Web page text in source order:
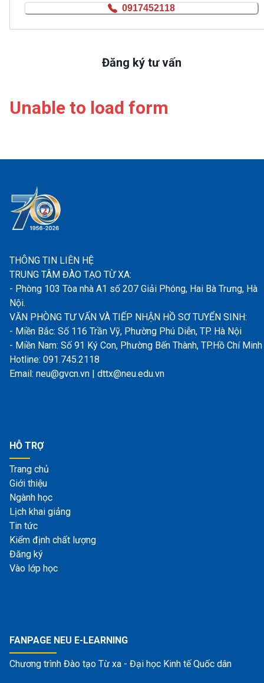
0917452118
Đăng ký tư vấn
Unable to load form
THÔNG TIN LIÊN HỆ
TRUNG TÂM ĐÀO TẠO TỪ XA:
- Phòng 103 Tòa nhà A1 số 207 Giải Phóng, Hai Bà Trưng, Hà
Nội.
VĂN PHÒNG TƯ VẤN VÀ TIẾP NHẬN HỒ SƠ TUYỂN SINH:
- Miền Bắc: Số 116 Trần Vỹ, Phường Phú Diễn, TP. Hà Nội
- Miền Nam: Số 91 Ký Con, Phường Bến Thành, TP.Hồ Chí Minh
Hotline: 091.745.2118
Email: neu@gvcn.vn | dttx@neu.edu.vn
HỖ TRỢ
Trang chủ
Giới thiệu
Ngành học
Lịch khai giảng
Tin tức
Kiểm định chất lượng
Đăng ký
Vào lớp học
FANPAGE NEU E-LEARNING
Chương trình Đào tạo Từ xa - Đại học Kinh tế Quốc dân